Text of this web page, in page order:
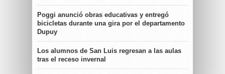
Poggi anunció obras educativas y entregó
bicicletas durante una gira por el departamento
Dupuy
Los alumnos de San Luis regresan a las aulas
tras el receso invernal